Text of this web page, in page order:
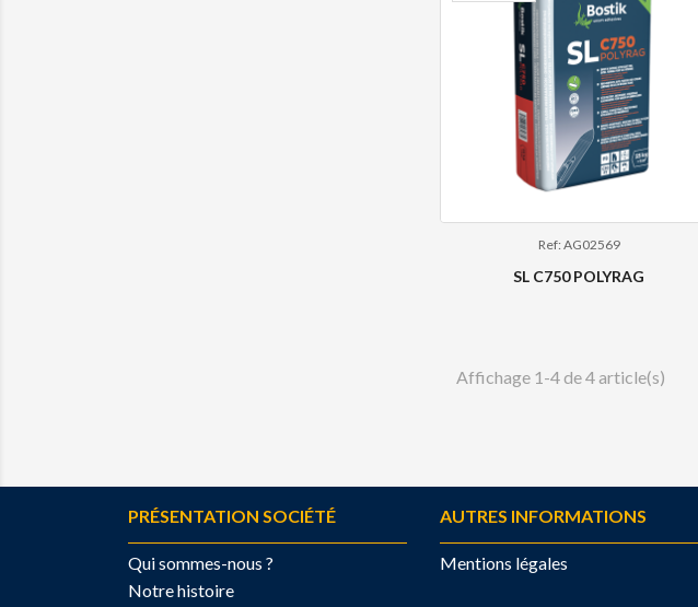
Ref: AG02569
SL C750 POLYRAG
Affichage 1-4 de 4 article(s)
PRÉSENTATION SOCIÉTÉ
Qui sommes-nous ?
Notre histoire
AUTRES INFORMATIONS
Mentions légales